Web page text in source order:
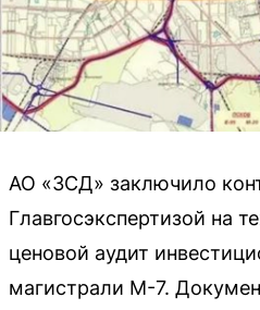
АО «ЗСД» заключило
Главгосэкспертизой на
ценовой аудит
магистрали М-7.